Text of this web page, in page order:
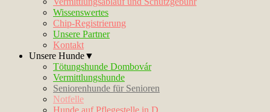
Wissenswertes
Chip-Registrierung
Unsere Partner
Kontakt
Unsere Hunde▼
Tötungshunde Dombovár
Vermittlungshunde
Seniorenhunde für Senioren
Notfelle
Hunde auf Pflegestelle in D